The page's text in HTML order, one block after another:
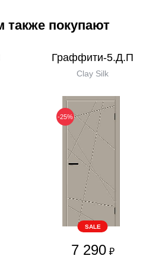
также покупают
Граффити-5.Д.П
Clay Silk
-25%
SALE
7 290 ₽